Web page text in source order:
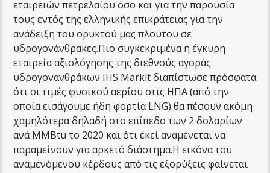
εταιρειών πετρελαίου όσο και για την παρουσία
τους εντός της ελληνικής επικράτειας για την
ανάδειξη του ορυκτού μας πλούτου σε
υδρογονάνθρακες.Πιο συγκεκριμένα η έγκυρη
εταιρεία αξιολόγησης της διεθνούς αγοράς
υδρογονανθράκων IHS Markit διαπίστωσε πρόσφατα
ότι οι τιμές φυσικού αερίου στις ΗΠΑ (από την
οποία εισάγουμε ήδη φορτία LNG) θα πέσουν ακόμη
χαμηλότερα δηλαδή στο επίπεδο των 2 δολαρίων
ανά MMBtu το 2020 και ότι εκεί αναμένεται να
παραμείνουν για αρκετό διάστημα.Η εικόνα του
αναμενόμενου κέρδους από τις εξορύξεις φαίνεται